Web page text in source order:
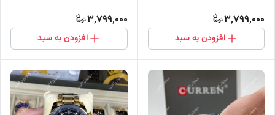
3,799,000
افزودن به سبد
3,799,000
افزودن به سبد